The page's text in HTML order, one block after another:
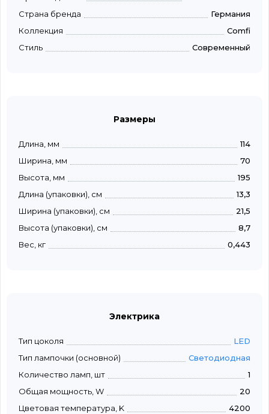
Страна бренда
Германия
Коллекция
Comfi
Стиль
Современный
Размеры
Длина, мм
114
Ширина, мм
70
Высота, мм
195
Длина (упаковки), см
13,3
Ширина (упаковки), см
21,5
Высота (упаковки), см
8,7
Вес, кг
0,443
Электрика
Тип цоколя
LED
Тип лампочки (основной)
Светодиодная
Количество ламп, шт
1
Общая мощность, W
20
Цветовая температура, K
4200